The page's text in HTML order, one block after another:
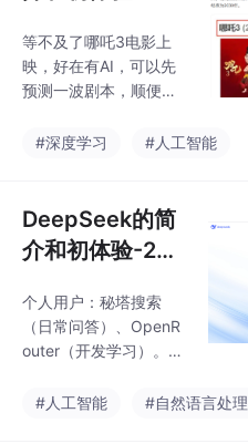
哪吒3的剧本
等不及了哪吒3电影上
映，好在有AI，可以先
预测一波剧本，顺便预
#深度学习
#人工智能
DeepSeek的简
介和初体验-2登
个人用户：秘塔搜索
（日常问答）、OpenR
outer（开发学习）。企
内业务）、OpenRoute
#人工智能 #自然语言处理